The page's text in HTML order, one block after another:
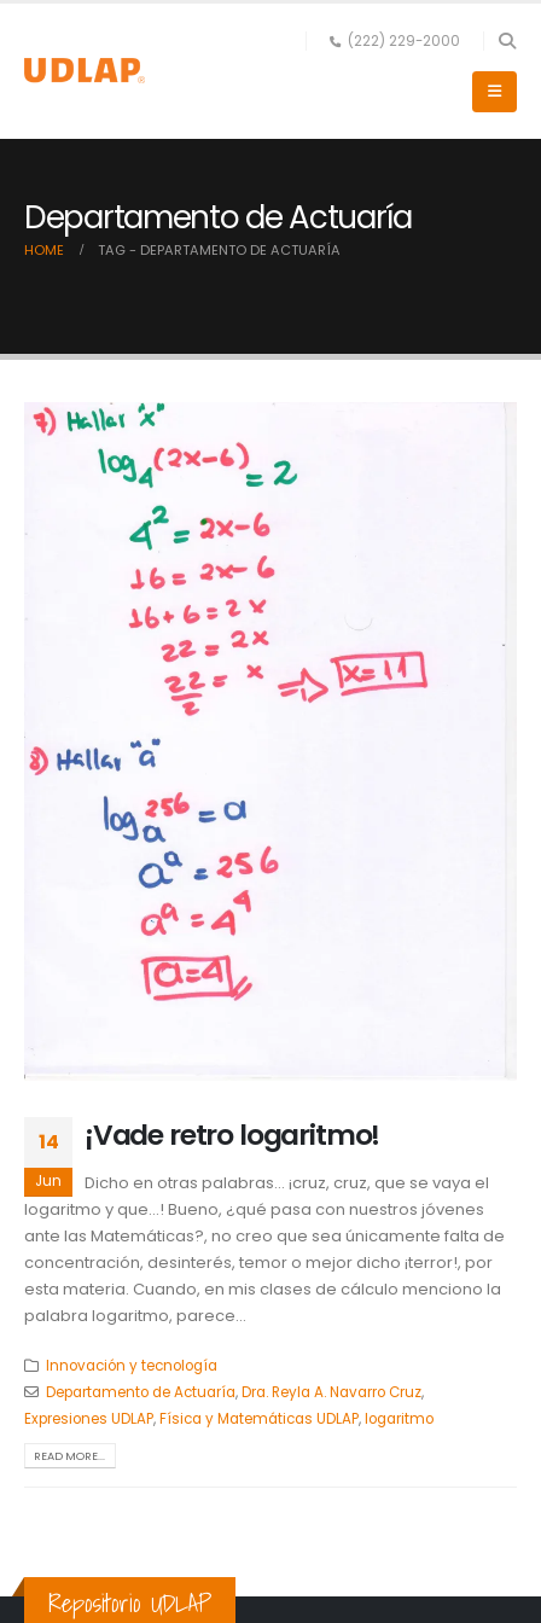
(222) 229-2000
Departamento de Actuaría
HOME TAG - DEPARTAMENTO DE ACTUARÍA
14
Jun
¡Vade retro logaritmo!
Dicho en otras palabras… ¡cruz, cruz, que se vaya el
logaritmo y que…! Bueno, ¿qué pasa con nuestros jóvenes
ante las Matemáticas?, no creo que sea únicamente falta de
concentración, desinterés, temor o mejor dicho ¡terror!, por
esta materia. Cuando, en mis clases de cálculo menciono la
palabra logaritmo, parece...
Innovación y tecnología
Departamento de Actuaría,Dra. Reyla A. Navarro Cruz,
Expresiones UDLAP,Física y Matemáticas UDLAP,logaritmo
READ MORE...
Repositorio UDLAP